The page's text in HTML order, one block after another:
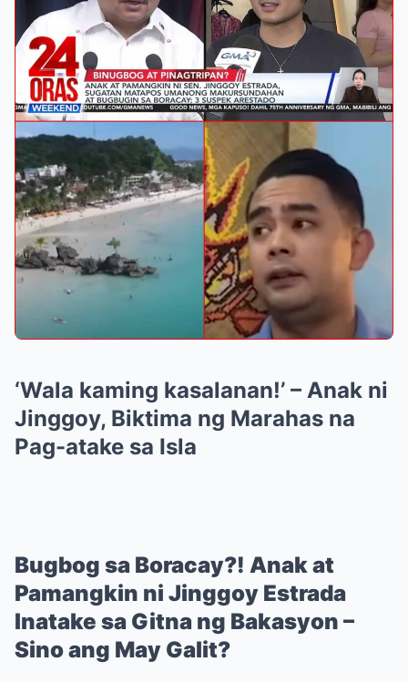
‘Wala kaming kasalanan!’ – Anak ni
Jinggoy, Biktima ng Marahas na
Pag-atake sa Isla
Bugbog sa Boracay?! Anak at
Pamangkin ni Jinggoy Estrada
Inatake sa Gitna ng Bakasyon –
Sino ang May Galit?